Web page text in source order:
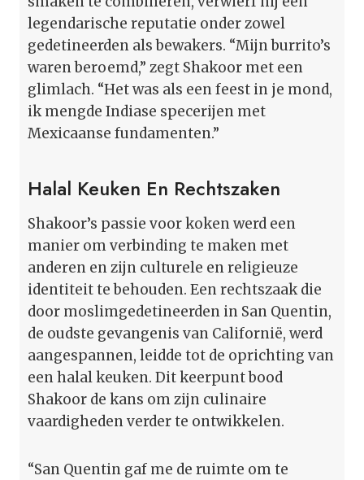
legendarische reputatie onder zowel
gedetineerden als bewakers. “Mijn burrito’s
waren beroemd,” zegt Shakoor met een
glimlach. “Het was als een feest in je mond,
ik mengde Indiase specerijen met
Mexicaanse fundamenten.”
Halal Keuken En Rechtszaken
Shakoor’s passie voor koken werd een
manier om verbinding te maken met
anderen en zijn culturele en religieuze
identiteit te behouden. Een rechtszaak die
door moslimgedetineerden in San Quentin,
de oudste gevangenis van Californië, werd
aangespannen, leidde tot de oprichting van
een halal keuken. Dit keerpunt bood
Shakoor de kans om zijn culinaire
vaardigheden verder te ontwikkelen.
“San Quentin gaf me de ruimte om te